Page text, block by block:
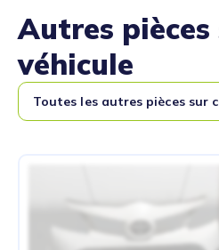
Autres pièces
véhicule
Toutes les autres pièces sur